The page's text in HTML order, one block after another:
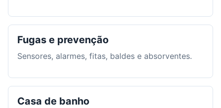
Fugas e prevenção
Sensores, alarmes, fitas, baldes e absorventes.
Casa de banho